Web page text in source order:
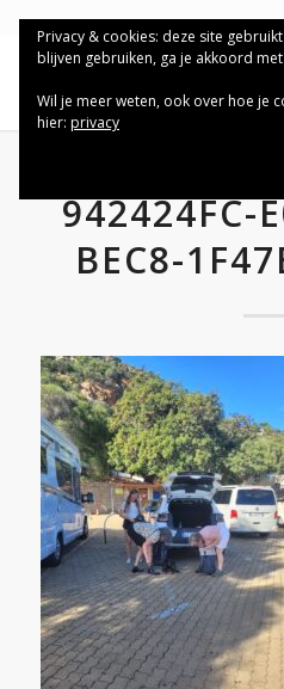
942424FC-
BEC8-
Privacy & cookies: deze site
blijven gebruiken, ga je akkoord
Wil je meer weten, ook over hoe je
hier: privacy